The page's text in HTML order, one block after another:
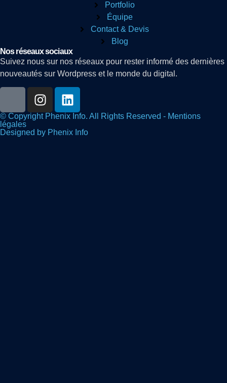
Portfolio
Équipe
Contact & Devis
Blog
Nos réseaux sociaux
Suivez nous sur nos réseaux pour rester informé des dernières
nouveautés sur Wordpress et le monde du digital.
© Copyright Phenix Info. All Rights Reserved - Mentions
légales
Designed by Phenix Info